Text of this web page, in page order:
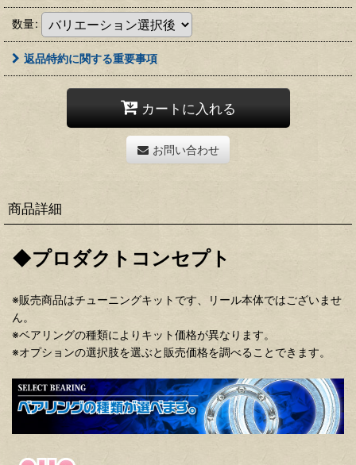
数量:
返品特約に関する重要事項
カートに入れる
お問い合わせ
商品詳細
◆プロダクトコンセプト
※販売商品はチューニングキットです、リール本体ではございませ
ん。
※ベアリングの種類によりキット価格が異なります。
※オプションの選択肢を選ぶと販売価格を調べることできます。